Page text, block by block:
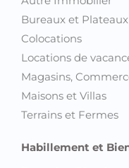
Bureaux et Plateaux
Colocations
Locations de
Magasins,
Maisons et Villas
Terrains et Fermes
Habillement et